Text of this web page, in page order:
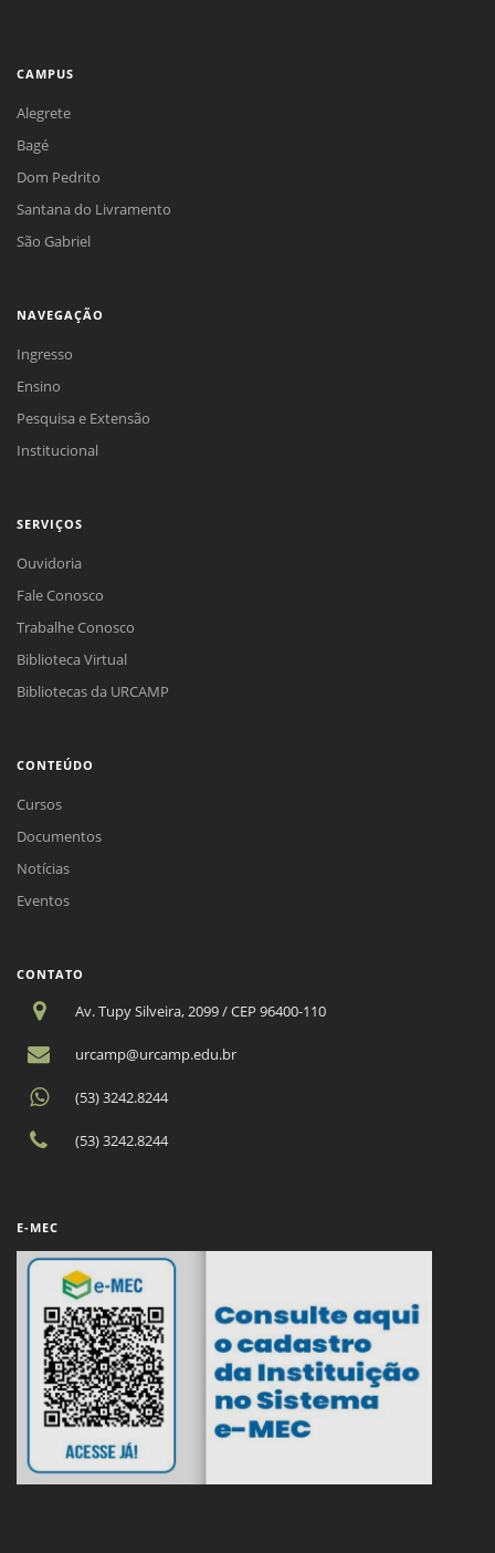
CAMPUS
Alegrete
Bagé
Dom Pedrito
Santana do Livramento
São Gabriel
NAVEGAÇÃO
Ingresso
Ensino
Pesquisa e Extensão
Institucional
SERVIÇOS
Ouvidoria
Fale Conosco
Trabalhe Conosco
Biblioteca Virtual
Bibliotecas da URCAMP
CONTEÚDO
Cursos
Documentos
Notícias
Eventos
CONTATO
Av. Tupy Silveira, 2099 / CEP 96400-110
urcamp@urcamp.edu.br
(53) 3242.8244
(53) 3242.8244
E-MEC